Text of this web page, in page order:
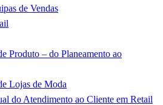
de Vendas
Produto – do Planeamento ao
Lojas de Moda
do Atendimento ao Cliente em Retail